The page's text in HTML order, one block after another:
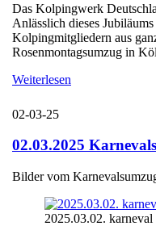
Das Kolpingwerk
Anlässlich dieses
Kolpingmitgliedern aus
Rosenmontagsumzug in
Weiterlesen
02-03-25
02.03.2025
Bilder vom
2025.03.02. karneval